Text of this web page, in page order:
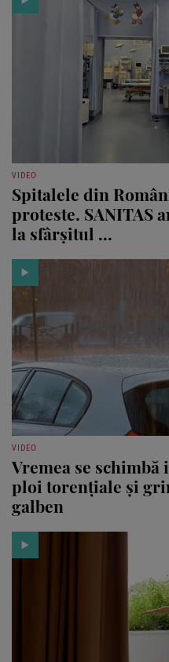
VIDEO
Spitalele din
proteste. SANITAS
la sfârșitul ...
VIDEO
Vremea se
ploi torențiale și
galben